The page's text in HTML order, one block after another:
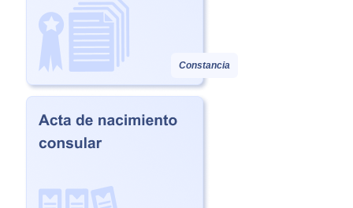
Constancia